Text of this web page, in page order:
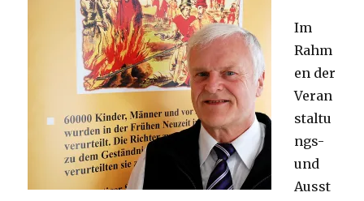
Im
Rahm
en der
Veran
staltu
ngs-
und
Ausst